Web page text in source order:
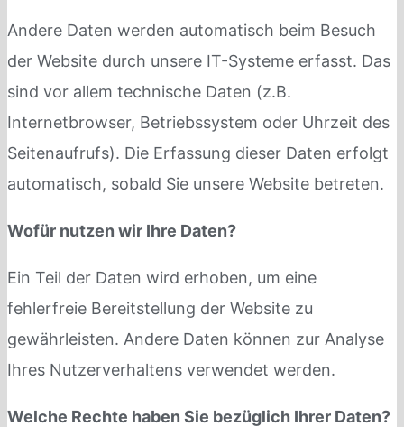
Andere Daten werden automatisch beim Besuch
der Website durch unsere IT-Systeme erfasst. Das
sind vor allem technische Daten (z.B.
Internetbrowser, Betriebssystem oder Uhrzeit des
Seitenaufrufs). Die Erfassung dieser Daten erfolgt
automatisch, sobald Sie unsere Website betreten.
Wofür nutzen wir Ihre Daten?
Ein Teil der Daten wird erhoben, um eine
fehlerfreie Bereitstellung der Website zu
gewährleisten. Andere Daten können zur Analyse
Ihres Nutzerverhaltens verwendet werden.
Welche Rechte haben Sie bezüglich Ihrer Daten?